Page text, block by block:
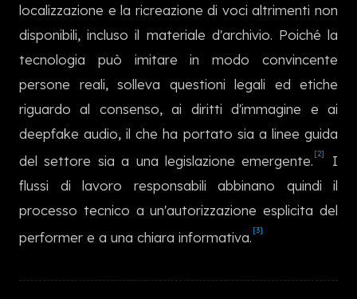
localizzazione e la ricreazione di voci altrimenti non
disponibili, incluso il materiale d'archivio. Poiché la
tecnologia può imitare in modo convincente
persone reali, solleva questioni legali ed etiche
riguardo al consenso, ai diritti d'immagine e ai
deepfake audio, il che ha portato sia a linee guida
del settore sia a una legislazione emergente. [2]
I
flussi di lavoro responsabili abbinano quindi il
processo tecnico a un'autorizzazione esplicita del
performer e a una chiara informativa. [3]